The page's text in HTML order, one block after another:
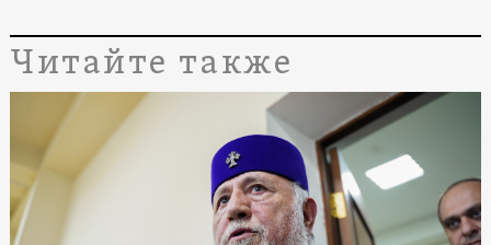
Читайте также